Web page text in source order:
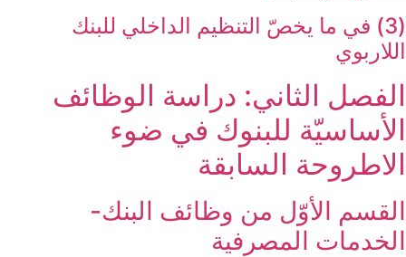
(3) في ما يخصّ التنظيم الداخلي للبنك
اللاربوي‏
الفصل الثاني: دراسة الوظائف
الأساسيّة للبنوك في ضوء
الاطروحة السابقة
القسم الأوّل من وظائف البنك-
الخدمات المصرفية